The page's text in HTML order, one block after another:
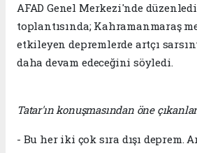
AFAD Genel Merkezi'nde
toplantısında; Kahramanmaraş
etkileyen depremlerde artçı
daha devam edeceğini söyledi.
Tatar'ın konuşmasından öne
- Bu her iki çok sıra dışı deprem.